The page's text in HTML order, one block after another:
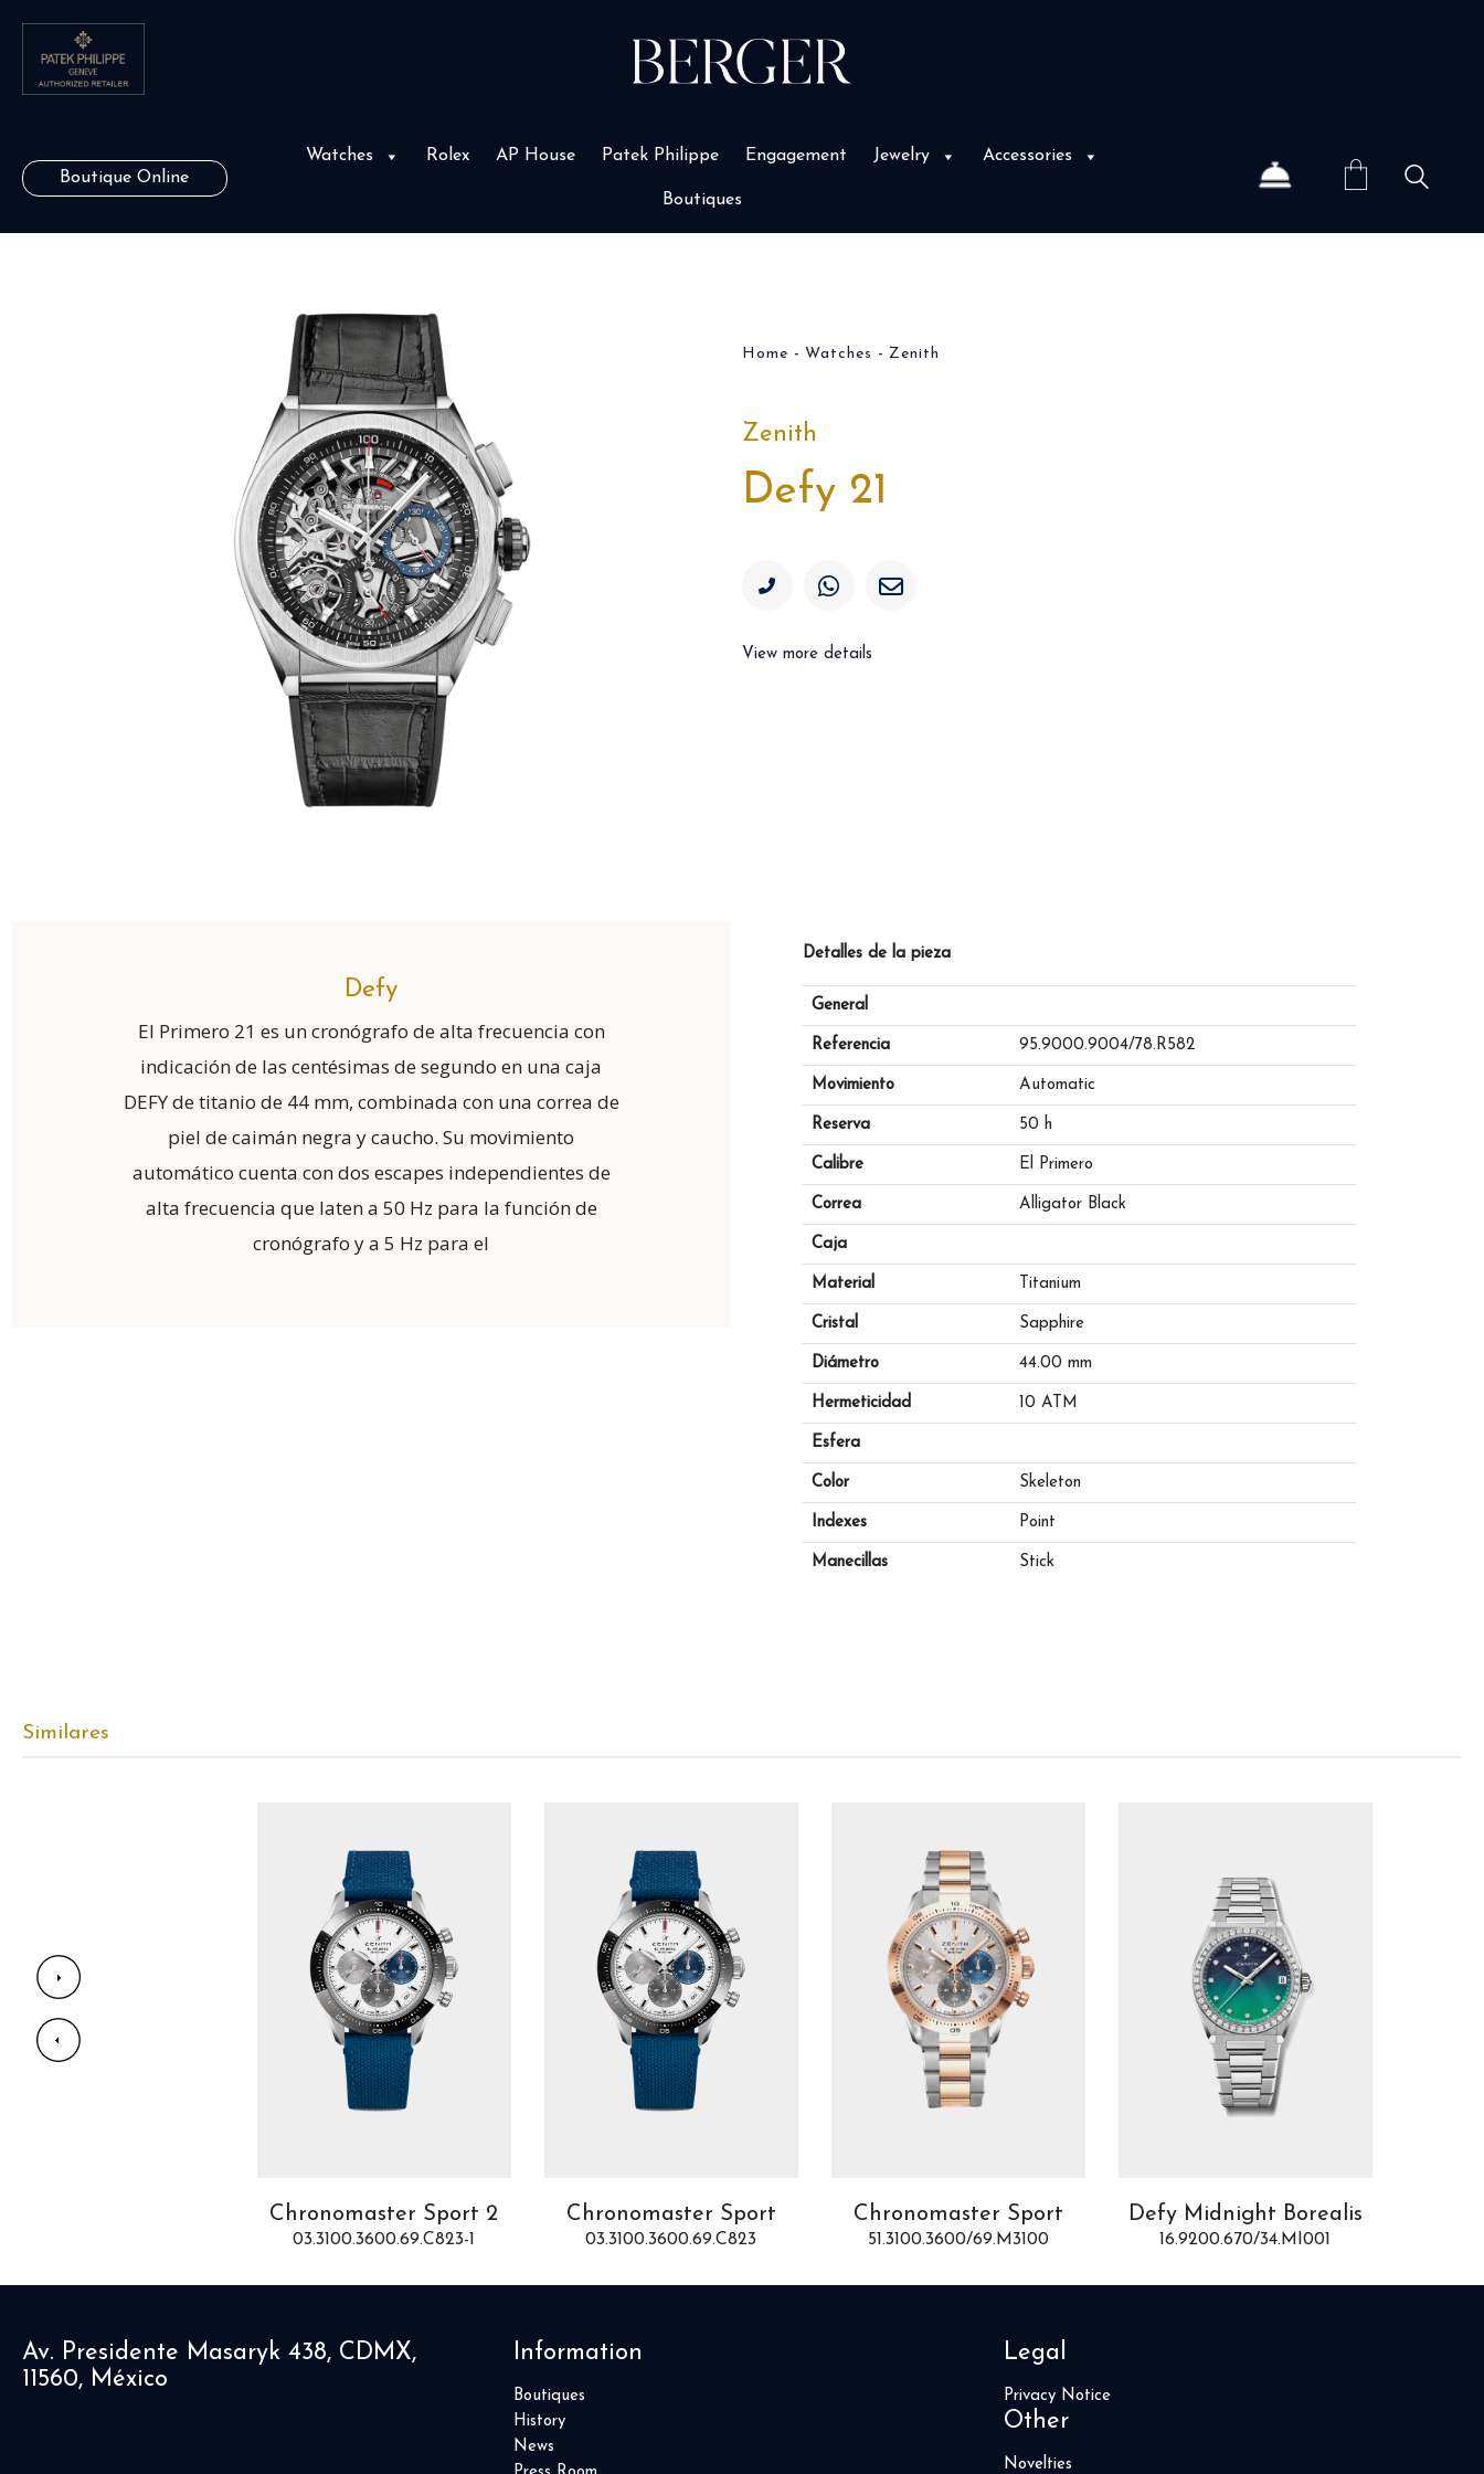
Boutique Online
Watches Rolex AP House Patek Philippe Engagement Jewelry Accessories
Boutiques
Home Watches Zenith
Zenith
Defy 21
View more details
Defy
El Primero 21 es un cronógrafo de alta frecuencia con
indicación de las centésimas de segundo en una caja
DEFY de titanio de 44 mm, combinada con una correa de
piel de caimán negra y caucho. Su movimiento
automático cuenta con dos escapes independientes de
alta frecuencia que laten a 50 Hz para la función de
cronógrafo y a 5 Hz para el
Detalles de la pieza
General
Referencia 95.9000.9004/78.R582
Movimiento Automatic
Reserva 50 h
Calibre El Primero
Correa Alligator Black
Caja
Material Titanium
Cristal Sapphire
Diámetro 44.00 mm
Hermeticidad 10 ATM
Esfera
Color Skeleton
Indexes Point
Manecillas Stick
Similares
Chronomaster Sport 2
03.3100.3600.69.C823-1
Chronomaster Sport
03.3100.3600.69.C823
Chronomaster Sport
51.3100.3600/69.M3100
Defy Midnight Borealis
16.9200.670/34.MI001
Av. Presidente Masaryk 438, CDMX,
11560, México
Information
Boutiques
History
News
Legal
Privacy Notice
Other
Novelties